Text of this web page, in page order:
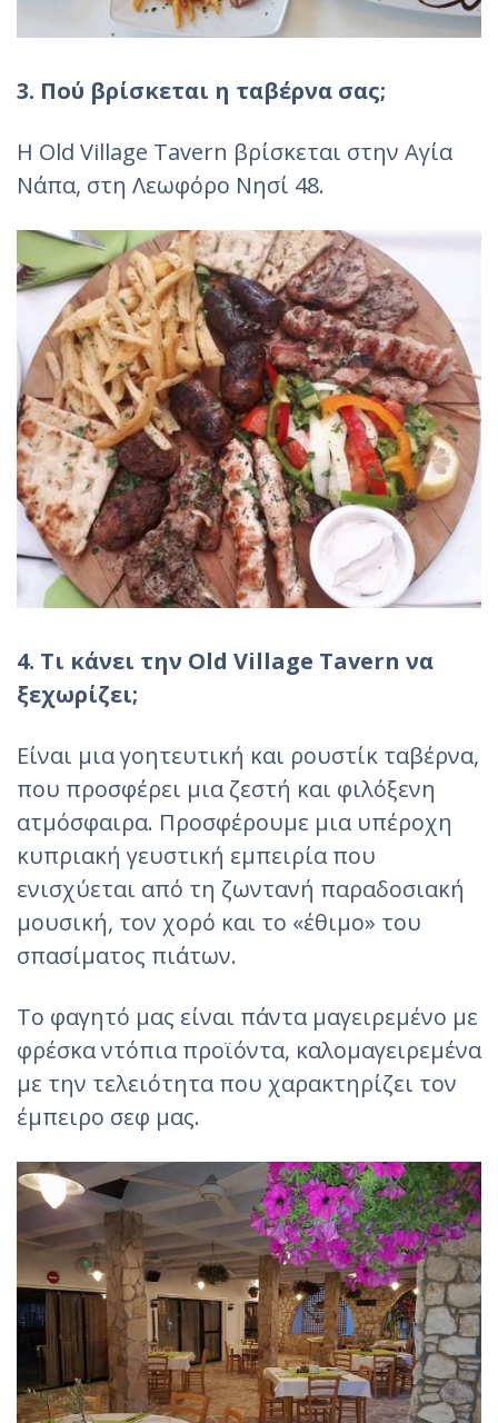
3. Πού βρίσκεται η ταβέρνα σας;
H Old Village Tavern βρίσκεται στην Αγία
Νάπα, στη Λεωφόρο Νησί 48.
4. Τι κάνει την Old Village Tavern να
ξεχωρίζει;
Είναι μια γοητευτική και ρουστίκ ταβέρνα,
που προσφέρει μια ζεστή και φιλόξενη
ατμόσφαιρα. Προσφέρουμε μια υπέροχη
κυπριακή γευστική εμπειρία που
ενισχύεται από τη ζωντανή παραδοσιακή
μουσική, τον χορό και το «έθιμο» του
σπασίματος πιάτων.
Το φαγητό μας είναι πάντα μαγειρεμένο με
φρέσκα ντόπια προϊόντα, καλομαγειρεμένα
με την τελειότητα που χαρακτηρίζει τον
έμπειρο σεφ μας.